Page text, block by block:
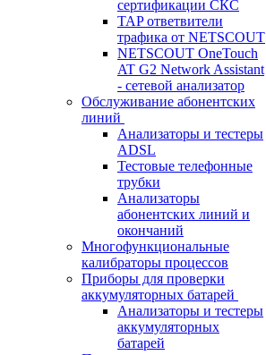
сертификации СКС
TAP ответвители
трафика от NETSCOUT
NETSCOUT OneTouch
AT G2 Network Assistant
- сетевой анализатор
Обслуживание абонентских
линий
Анализаторы и тестеры
ADSL
Тестовые телефонные
трубки
Анализаторы
абонентских линий и
окончаний
Многофункциональные
калибраторы процессов
Приборы для проверки
аккумуляторных батарей
Анализаторы и тестеры
аккумуляторных
батарей